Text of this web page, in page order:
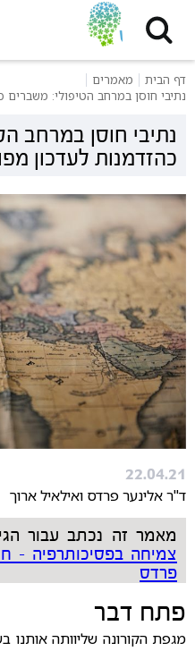
דף הבית
מאמרים
נתיבי חוסן במרחב הטיפולי: משברים
נתיבי חוסן במרחב
כהזדמנות לעדכון
22.04.21
ד"ר אלינער פרדס ואילאיל ארוך
מאמר זה נכתב עבור
צמיחה בפסיכותרפיה -
פרדס
פתח דבר
מגפת הקורונה שליוותה